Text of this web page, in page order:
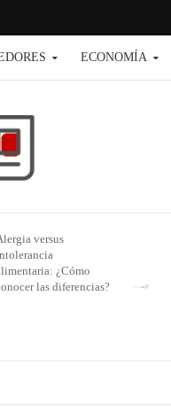
ECONOMÍA
versus
¿Cómo
las diferencias?